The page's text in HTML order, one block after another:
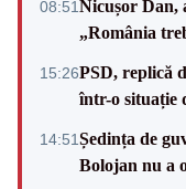
08:51Nicușor Dan,
„România
15:26PSD, replică
într-o situație
14:51Ședința de
Bolojan nu a